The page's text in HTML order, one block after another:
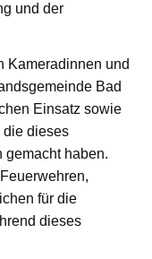
und der
Kameradinnen und
Bad
Einsatz sowie
die dieses
gemacht haben.
für die
dieses